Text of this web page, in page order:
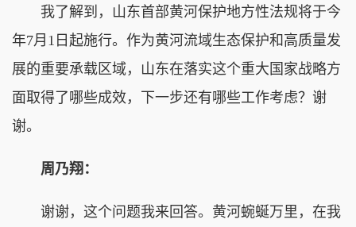
我了解到，山东首部黄河保护地方性法规将于今
年7月1日起施行。作为黄河流域生态保护和高质量发
展的重要承载区域，山东在落实这个重大国家战略方
面取得了哪些成效，下一步还有哪些工作考虑？谢
谢。
周乃翔：
谢谢，这个问题我来回答。黄河蜿蜒万里，在我